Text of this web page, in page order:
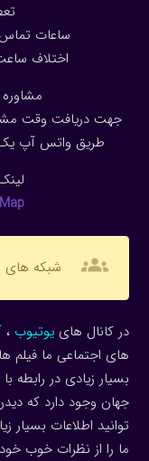
ساعات تماس: 10 شب تا 5 صبح به وقت
اختلاف ساعت
جهت دریافت وقت
طریق واتس آپ یک
groups شبکه های
در کانال هاییوتیوب ،
های اجتماعی ما فیلم
بسیار زیادی در رابطه
جهان وجود دارد که
توانید اطلاعات بسیار
ما را از نظرات خوب